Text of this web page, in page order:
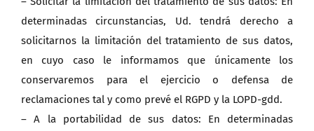
determinadas circunstancias, Ud. tendrá derecho a
solicitarnos la limitación del tratamiento de sus datos,
en cuyo caso le informamos que únicamente los
conservaremos para el ejercicio o defensa de
reclamaciones tal y como prevé el RGPD y la LOPD-gdd.
– A la portabilidad de sus datos: En determinadas